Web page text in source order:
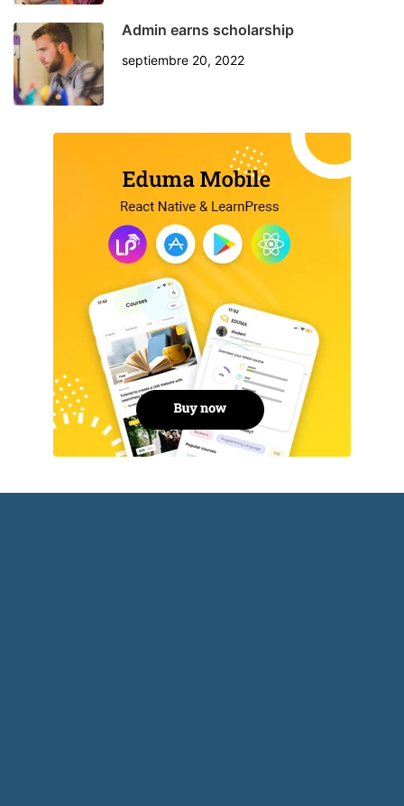
Admin earns scholarship
septiembre 20, 2022